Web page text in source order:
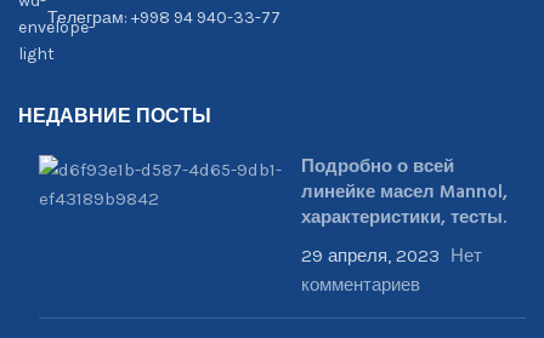
Телеграм: +998 94 940-33-77
НЕДАВНИЕ ПОСТЫ
Подробно о всей
линейке масел Mannol,
характеристики, тесты.
29 апреля, 2023
Нет
комментариев